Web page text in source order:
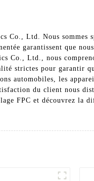
Co., Ltd. Nous sommes
garantissent que
Co., Ltd., nous
strictes pour garantir
automobiles, les
du client nous
FPC et découvrez la